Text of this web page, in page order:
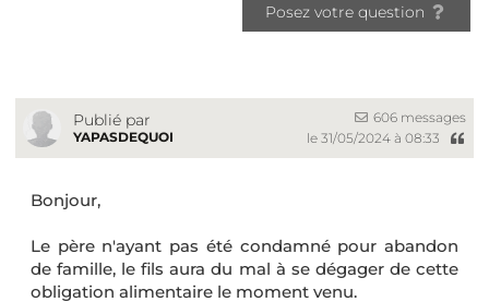
Posez votre question
Publié par
YAPASDEQUOI
606 messages
le 31/05/2024 à 08:33
Bonjour,
Le père n'ayant pas été condamné pour abandon
de famille, le fils aura du mal à se dégager de cette
obligation alimentaire le moment venu.